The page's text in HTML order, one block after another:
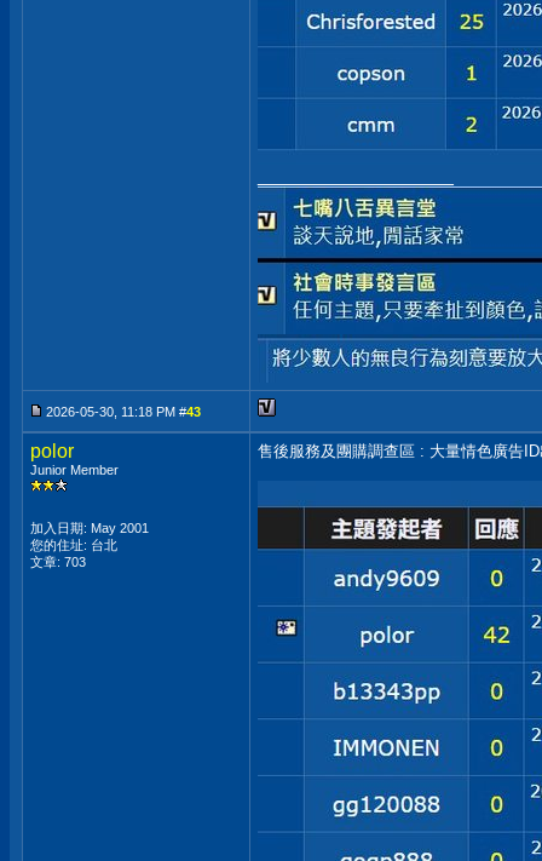
2026-05-30, 11:18 PM #43
polor
Junior Member
加入日期: May 2001
您的住址: 台北
文章: 703
售後服務及團購調查區 : 大量情色廣告